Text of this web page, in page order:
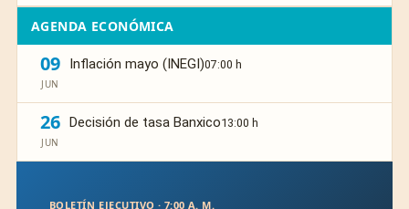
AGENDA ECONÓMICA
09
JUN
Inflación mayo (INEGI)07:00 h
26
JUN
Decisión de tasa Banxico13:00 h
BOLETÍN EJECUTIVO · 7:00 A. M.